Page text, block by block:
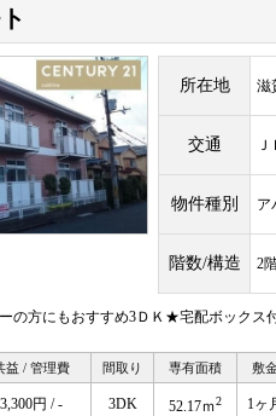
所在地 滋
交通
物件種別 ア
階数/構造 2
の方にもおすすめ3ＤＫ★宅配ボックス
益 / 管理費 間取り 専有面積 敷
3,300円 / - 3DK 52.17ｍ2 1ヶ